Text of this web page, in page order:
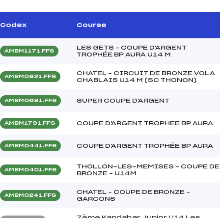
Codex Course
AMBM1171.FFS
LES GETS – COUPE D'ARGENT
TROPHÉE BP AURA U14 M
AMBM0821.FFS
CHATEL – CIRCUIT DE BRONZE VOLA
CHABLAIS U14 M (SC THONON)
AMBM0681.FFS SUPER COUPE D'ARGENT
AMBM1791.FFS COUPE D'ARGENT TROPHEE BP AURA
AMBM0441.FFS COUPE D'ARGENT TROPHÉE BP AURA
AMBM0401.FFS
THOLLON-LES-MEMISES – COUPE DE
BRONZE – U14M
AMBM0241.FFS
CHATEL – COUPE DE BRONZE –
GARCONS